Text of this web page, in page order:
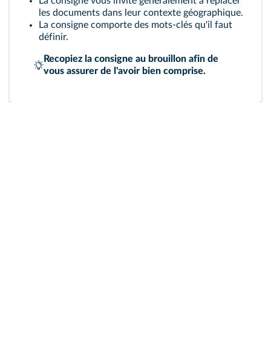
les documents dans leur contexte géographique.
La consigne comporte des mots‑clés qu'il faut
définir.
Recopiez la consigne au brouillon afin de
vous assurer de l'avoir bien comprise.